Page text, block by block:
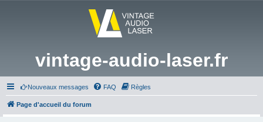
vintage-audio-laser.fr
Nouveaux messages FAQ Règles
Page d'accueil du forum